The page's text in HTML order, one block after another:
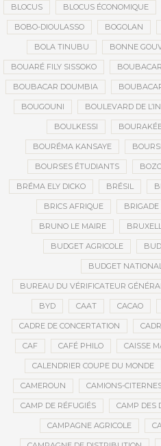
BLOCUS BLOCUS ÉCONOMIQUE
BOBO-DIOULASSO BOGOLAN
BOLA TINUBU BONNE
BOUARÉ FILY SISSOKO
BOUBACAR DOUMBIA
BOUGOUNI BOULEVARD DE
BOULKESSI
BOURÉMA KANSAYE
BOURSES ÉTUDIANTS
BRÉMA ELY DICKO BRÉSIL
BRICS AFRIQUE BRIGADE
BRUNO LE MAIRE
BUDGET AGRICOLE
BUDGET
BUREAU DU VÉRIFICATEUR
BYD CAAT CACAO
CADRE DE CONCERTATION
CAF CAFÉ PHILO CAISSE
CALENDRIER COUPE DU MONDE
CAMEROUN CAMIONS-
CAMP DE RÉFUGIÉS CAMP DES
CAMPAGNE AGRICOLE